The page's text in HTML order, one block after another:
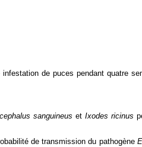
de puces pendant quatre
sanguineus et Ixodes ricinus
de transmission du pathogène